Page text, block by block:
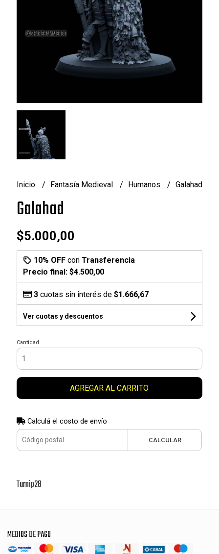
Inicio Fantasía Medieval Humanos Galahad
Galahad
$5.000,00
10% OFFcon Transferencia
Precio final: $4.500,00
3cuotas sin interés de $1.666,67
Ver cuotas y descuentos
Cantidad
AGREGAR AL CARRITO
Calculá el costo de envío
CALCULAR
Turnip28
MEDIOS DE PAGO